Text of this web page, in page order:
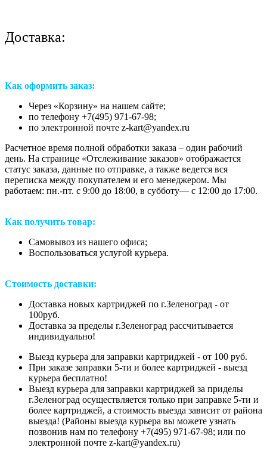
Доставка:
Как оформить заказ:
Через «Корзину» на нашем сайте;
по телефону +7(495) 971-67-98;
по электронной почте z-kart@yandex.ru
Расчетное время полной обработки заказа – один рабочий
день. На странице «Отслеживание заказов» отображается
статус заказа, данные по отправке, а также ведется вся
переписка между покупателем и его менеджером. Мы
работаем: пн.-пт. с 9:00 до 18:00, в субботу— с 12:00 до 17:00.
Как получить товар:
Самовывоз из нашего офиса;
Воспользоваться услугой курьера.
Стоимость доставки:
Доставка новых картриджей по г.Зеленоград - от
100руб.
Доставка за пределы г.Зеленоград рассчитывается
индивидуально!
Выезд курьера для заправки картриджей - от 100 руб.
При заказе заправки 5-ти и более картриджей - выезд
курьера бесплатно!
Выезд курьера для заправки картриджей за приделы
г.Зеленоград осуществляется только при заправке 5-ти и
более картриджей, а стоимость выезда зависит от района
выезда! (Районы выезда курьера вы можете узнать
позвонив нам по телефону +7(495) 971-67-98; или по
электронной почте z-kart@yandex.ru)